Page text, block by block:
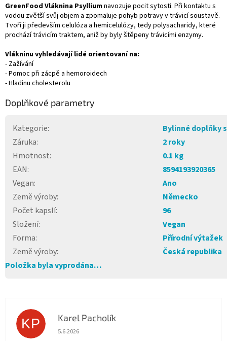
GreenFood Vláknina Psylliumnavozuje pocit sytosti. Při kontaktu s
vodou zvětší svůj objem a zpomaluje pohyb potravy v trávicí soustavě.
Tvoří ji především celulóza a hemicelulózy, tedy polysacharidy, které
prochází trávicím traktem, aniž by byly štěpeny trávicími enzymy.
Vlákninu vyhledávají lidé orientovaní na:
- Zažívání
- Pomoc při zácpě a hemoroidech
- Hladinu cholesterolu
Doplňkové parametry
Kategorie:
Bylinné doplňky
Záruka:
2 roky
Hmotnost:
0.1 kg
EAN:
8594193920365
Vegan:
Ano
Země výroby:
Německo
Počet kapslí:
96
Složení:
Vegan
Forma:
Přírodní výtažek
Země výroby:
Česká republika
Položka byla vyprodána…
KP Karel Pacholík
Hodnocení obchodu je 4 z 5 hvězdiček.
5.6.2026